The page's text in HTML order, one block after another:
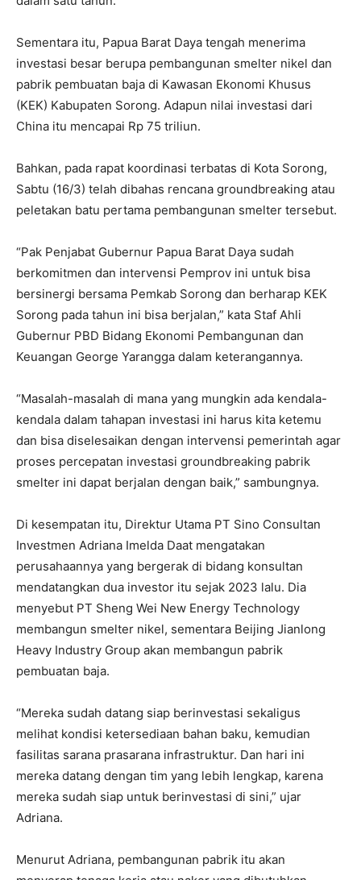
Sementara itu, Papua Barat Daya tengah menerima
investasi besar berupa pembangunan smelter nikel dan
pabrik pembuatan baja di Kawasan Ekonomi Khusus
(KEK) Kabupaten Sorong. Adapun nilai investasi dari
China itu mencapai Rp 75 triliun.
Bahkan, pada rapat koordinasi terbatas di Kota Sorong,
Sabtu (16/3) telah dibahas rencana groundbreaking atau
peletakan batu pertama pembangunan smelter tersebut.
“Pak Penjabat Gubernur Papua Barat Daya sudah
berkomitmen dan intervensi Pemprov ini untuk bisa
bersinergi bersama Pemkab Sorong dan berharap KEK
Sorong pada tahun ini bisa berjalan,” kata Staf Ahli
Gubernur PBD Bidang Ekonomi Pembangunan dan
Keuangan George Yarangga dalam keterangannya.
“Masalah-masalah di mana yang mungkin ada kendala-
kendala dalam tahapan investasi ini harus kita ketemu
dan bisa diselesaikan dengan intervensi pemerintah agar
proses percepatan investasi groundbreaking pabrik
smelter ini dapat berjalan dengan baik,” sambungnya.
Di kesempatan itu, Direktur Utama PT Sino Consultan
Investmen Adriana Imelda Daat mengatakan
perusahaannya yang bergerak di bidang konsultan
mendatangkan dua investor itu sejak 2023 lalu. Dia
menyebut PT Sheng Wei New Energy Technology
membangun smelter nikel, sementara Beijing Jianlong
Heavy Industry Group akan membangun pabrik
pembuatan baja.
“Mereka sudah datang siap berinvestasi sekaligus
melihat kondisi ketersediaan bahan baku, kemudian
fasilitas sarana prasarana infrastruktur. Dan hari ini
mereka datang dengan tim yang lebih lengkap, karena
mereka sudah siap untuk berinvestasi di sini,” ujar
Adriana.
Menurut Adriana, pembangunan pabrik itu akan